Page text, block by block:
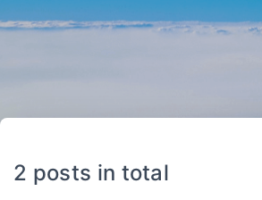
2 posts in total